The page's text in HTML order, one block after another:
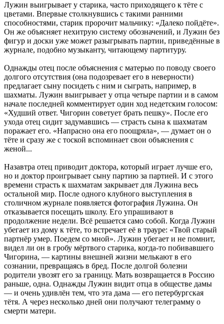
Лужин выигрывает у старика, часто приходящего к тёте с
цветами. Впервые столкнувшись с такими ранними
способностями, старик пророчит мальчику: «Далеко пойдёте».
Он же объясняет нехитрую систему обозначений, и Лужин без
фигур и доски уже может разыгрывать партии, приведённые в
журнале, подобно музыканту, читающему партитуру.
Однажды отец после объяснения с матерью по поводу своего
долгого отсутствия (она подозревает его в неверности)
предлагает сыну посидеть с ним и сыграть, например, в
шахматы. Лужин выигрывает у отца четыре партии и в самом
начале последней комментирует один ход недетским голосом:
«Худший ответ. Чигорин советует брать пешку». После его
ухода отец сидит задумавшись — страсть сына к шахматам
поражает его. «Напрасно она его поощряла», — думает он о
тёте и сразу же с тоской вспоминает свои объяснения с
женой...
Назавтра отец приводит доктора, который играет лучше его,
но и доктор проигрывает сыну партию за партией. И с этого
времени страсть к шахматам закрывает для Лужина весь
остальной мир. После одного клубного выступления в
столичном журнале появляется фотография Лужина. Он
отказывается посещать школу. Его упрашивают в
продолжение недели. Всё решается само собой. Когда Лужин
убегает из дому к тёте, то встречает её в трауре: «Твой старый
партнёр умер. Поедем со мной». Лужин убегает и не помнит,
видел ли он в гробу мёртвого старика, когда-то побивавшего
Чигорина, — картины внешней жизни мелькают в его
сознании, превращаясь в бред. После долгой болезни
родители увозят его за границу. Мать возвращается в Россию
раньше, одна. Однажды Лужин видит отца в обществе дамы
— и очень удивлён тем, что эта дама — его петербургская
тётя. А через несколько дней они получают телеграмму о
смерти матери.